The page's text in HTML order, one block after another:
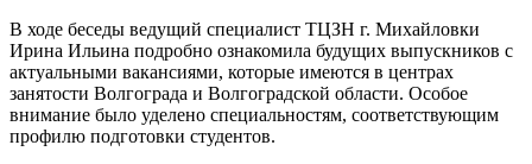
В ходе беседы ведущий специалист ТЦЗН г. Михайловки
Ирина Ильина подробно ознакомила будущих выпускников с
актуальными вакансиями, которые имеются в центрах
занятости Волгограда и Волгоградской области. Особое
внимание было уделено специальностям, соответствующим
профилю подготовки студентов.